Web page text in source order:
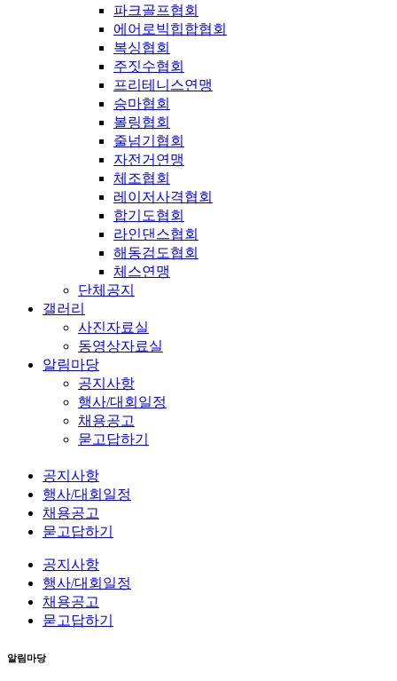
파크골프협회
에어로빅힙합협회
복싱협회
주짓수협회
프리테니스연맹
승마협회
볼링협회
줄넘기협회
자전거연맹
체조협회
레이저사격협회
합기도협회
라인댄스협회
해동검도협회
체스연맹
단체공지
갤러리
사진자료실
동영상자료실
알림마당
공지사항
행사/대회일정
채용공고
묻고답하기
공지사항
행사/대회일정
채용공고
묻고답하기
공지사항
행사/대회일정
채용공고
묻고답하기
알림마당